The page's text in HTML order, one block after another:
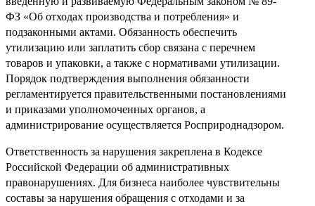
ФЗ «Об отходах производства и потребления» и
подзаконными актами. Обязанность обеспечить
утилизацию или заплатить сбор связана с перечнем
товаров и упаковки, а также с нормативами утилизации.
Порядок подтверждения выполнения обязанности
регламентируется правительственными постановлениями
и приказами уполномоченных органов, а
администрирование осуществляется Росприроднадзором.
Ответственность за нарушения закреплена в Кодексе
Российской Федерации об административных
правонарушениях. Для бизнеса наиболее чувствительны
составы за нарушения обращения с отходами и за